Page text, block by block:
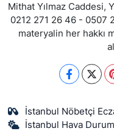
Mithat Yılmaz Caddesi,
0212 271 26 46 - 0507
materyalin her hakkı
İstanbul Nöbetçi
İstanbul Hava